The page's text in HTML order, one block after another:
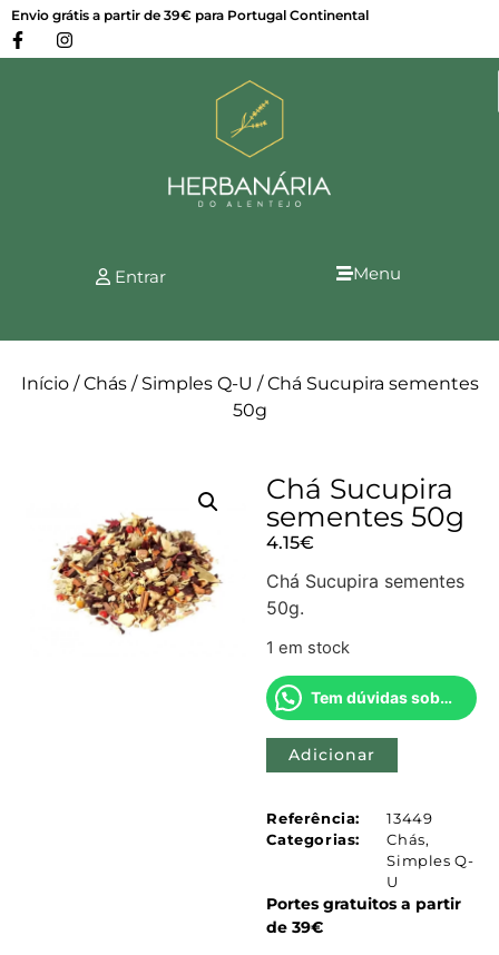
Envio grátis a partir de 39€ para Portugal Continental
Entrar Menu
Início/Chás/ Simples Q-U / Chá Sucupira sementes
50g
Chá Sucupira
sementes 50g
4.15€
Chá Sucupira sementes
50g.
1 em stock
Tem dúvidas sobre este produto?
Adicionar
Referência:
13449
Categorias:
Chás,
Simples Q-
U
Portes gratuitos a partir
de 39€